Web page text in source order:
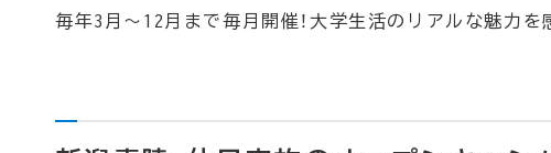
毎年3月～12月まで毎月開催！大学生活のリアルな魅力を